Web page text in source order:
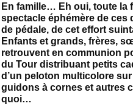
En famille… Eh oui, toute la
spectacle éphémère de
de pédale, de cet effort
Enfants et grands, frères,
retrouvent en communion
du Tour distribuant petits
d’un peloton multicolore
guidons à cornes et autres
quoi…